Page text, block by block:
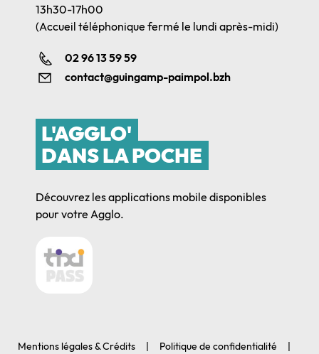
13h30-17h00
(Accueil téléphonique fermé le lundi après-midi)
02 96 13 59 59
contact@guingamp-paimpol.bzh
L'AGGLO'
DANS LA POCHE
Découvrez les applications mobile disponibles
pour votre Agglo.
Mentions légales & Crédits
Politique de confidentialité